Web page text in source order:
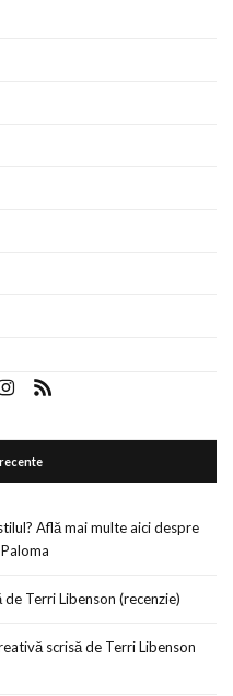
Află mai multe aici despre
Terri Libenson (recenzie)
scrisă de Terri Libenson